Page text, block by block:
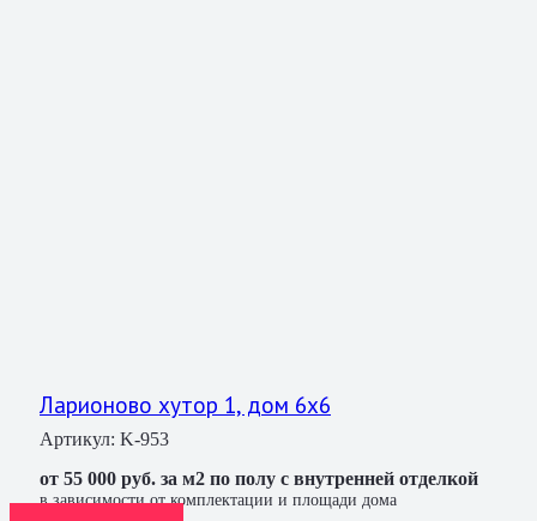
Ларионово хутор 1, дом 6х6
Артикул: K-953
от 55 000 руб. за м2 по полу с внутренней отделкой
в зависимости от комплектации и площади дома